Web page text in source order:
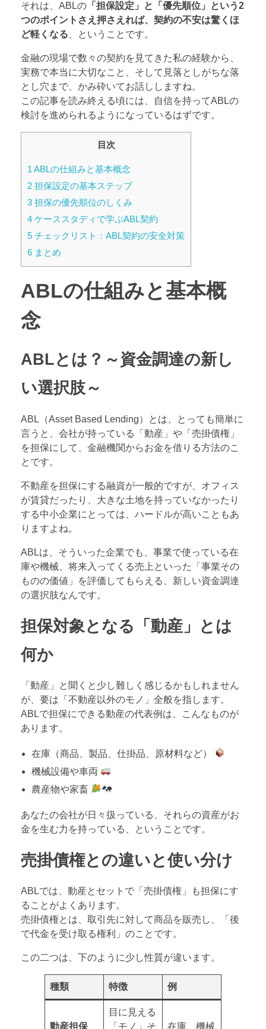
それは、ABLの 「担保設定」と「優先順位」という2
つのポイントさえ押さえれば、契約の不安は驚くほ
ど軽くなる、ということです。
金融の現場で数々の契約を見てきた私の経験から、
実務で本当に大切なこと、そして見落としがちな落
とし穴まで、かみ砕いてお話ししますね。
この記事を読み終える頃には、自信を持ってABLの
検討を進められるようになっているはずです。
目次
1 ABLの仕組みと基本概念
2 担保設定の基本ステップ
3 担保の優先順位のしくみ
4 ケーススタディで学ぶABL契約
5 チェックリスト：ABL契約の安全対策
6 まとめ
ABLの仕組みと基本概
念
ABLとは？～資金調達の新し
い選択肢～
ABL（Asset Based Lending）とは、とっても簡単に
言うと、会社が持っている「動産」や「売掛債権」
を担保にして、金融機関からお金を借りる方法のこ
とです。
不動産を担保にする融資が一般的ですが、オフィス
が賃貸だったり、大きな土地を持っていなかったり
する中小企業にとっては、ハードルが高いこともあ
りますよね。
ABLは、そういった企業でも、事業で使っている在
庫や機械、将来入ってくる売上といった「事業その
ものの価値」を評価してもらえる、新しい資金調達
の選択肢なんです。
担保対象となる「動産」とは
何か
「動産」と聞くと少し難しく感じるかもしれません
が、要は「不動産以外のモノ」全般を指します。
ABLで担保にできる動産の代表例は、こんなものが
あります。
在庫（商品、製品、仕掛品、原材料など）
機械設備や車両
農産物や家畜
あなたの会社が日々扱っている、それらの資産がお
金を生む力を持っている、ということです。
売掛債権との違いと使い分け
ABLでは、動産とセットで「売掛債権」も担保にす
ることがよくあります。
売掛債権とは、取引先に対して商品を販売し、「後
で代金を受け取る権利」のことです。
この二つは、下のように少し性質が違います。
種類 特徴 例
動産担保
目に見える
「モノ」そ
在庫、機械